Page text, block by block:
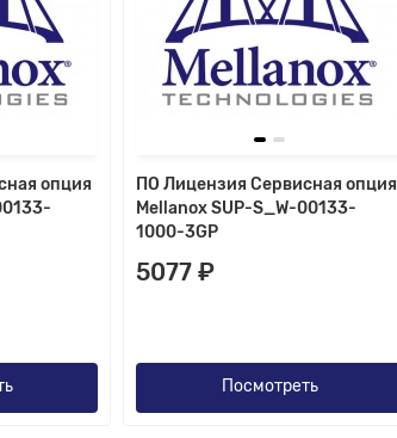
опция
ПО Лицензия Сервисная опция
Mellanox SUP-S_W-00133-
1000-3GP
5077 ₽
Посмотреть